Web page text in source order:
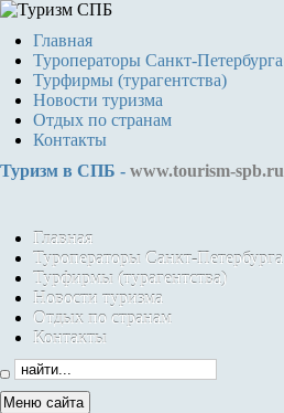
Главная
Туроператоры Санкт-Петербурга
Турфирмы (турагентства)
Новости туризма
Отдых по странам
Контакты
Туризм в СПБ - www.tourism-spb.ru
Главная
Туроператоры Санкт-Петербурга
Турфирмы (турагентства)
Новости туризма
Отдых по странам
Контакты
Меню сайта